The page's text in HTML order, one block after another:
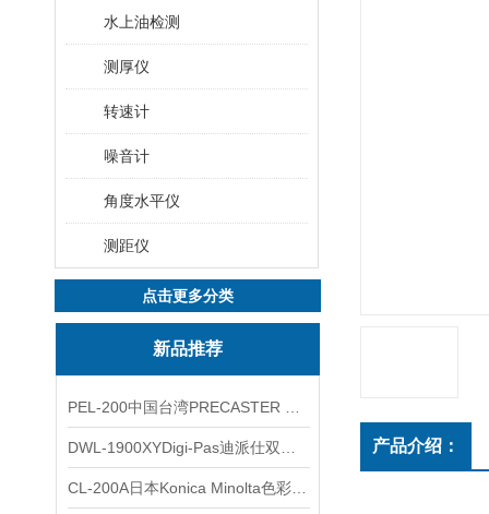
水上油检测
测厚仪
转速计
噪音计
角度水平仪
测距仪
点击更多分类
新品推荐
产品介绍：